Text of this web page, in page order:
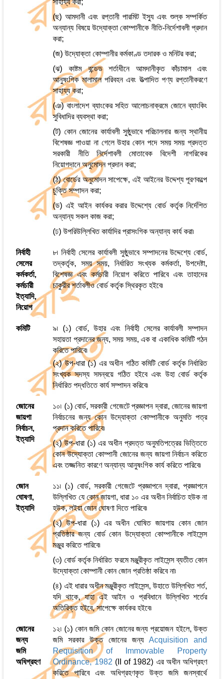
সাহায্য করা;
(ছ) আমদানী এবং রপ্তানী পারমিট ইস্যু এবং শুল্ক সম্পর্কিত
অন্যান্য বিষয়ে উদ্যোক্তা কোম্পানীকে নীতি-নির্দেশাবলী প্রদান
করা;
(জ) উদ্যোক্তা কোম্পানীর কর্মকাণ্ড তদারক ও মনিটর করা;
(ঝ) কাষ্টম বন্ডেড শর্তাধীনে আমদানীকৃত কাঁচামাল এবং
আনুষংগিক মালামাল পরিবহন এবং উত্পাদিত পণ্য রপ্তানীকরণে
সাহায্য করা;
(ঞ) বাংলাদেশ ব্যাংকের সহিত আলোচনাক্রমে জোনে ব্যাংকিং
সুবিধাদির ব্যবস্থা করা;
(ট) কোন জোনের কার্যাবলী সুষ্ঠুভাবে পরিচালনার জন্য স্থানীয়
বিশেষজ্ঞ পাওয়া না গেলে উহার কোন পদে সময় সময় প্রদত্ত
সরকারী নীতি নির্দেশাবলী মোতাবেক বিদেশী নাগরিকের
নিয়োগদানে অনুমোদন প্রদান করা;
(ঠ) বোর্ডের অনুমোদন সাপেক্ষে, এই আইনের উদ্দেশ্য পূরণকল্পে
চুক্তি সম্পাদন করা;
(ড) এই আইন কার্যকর করার উদ্দেশ্যে বোর্ড কর্তৃক নির্দেশিত
অন্যান্য সকল কাজ করা;
(ঢ) উপরিউল্লিখিত কার্যাদির প্রাসংগিক অন্যান্য কার্য করা৷
নির্বাহী
সেলের
কর্মকর্তা,
কর্মচারী
ইত্যাদি,
নিয়োগ
৮৷ নির্বাহী সেলের কার্যাবলী সুষ্ঠুভাবে সম্পাদনের উদ্দেশ্যে বোর্ড,
তদ্‌কর্তৃক, সময় সময়, নির্ধারিত সংখ্যক কর্মকর্তা, উপদেষ্টা,
বিশেষজ্ঞ এবং কর্মচারী নিয়োগ করিতে পারিবে এবং তাহাদের
চাকুরীর শর্তাবলীও বোর্ড কর্তৃক স্থিরকৃত হইবে৷
কমিটি
৯৷ (১) বোর্ড, উহার এবং নির্বাহী সেলের কার্যাবলী সম্পাদন
সহায়তা প্রদানের জন্য, সময় সময়, এক বা একাধিক কমিটি গঠন
করিতে পারিবে৷
(২) উপ-ধারা (১) এর অধীন গঠিত কমিটি বোর্ড কর্তৃক নির্ধারিত
সংখ্যক সদস্য সমন্বয়ে গঠিত হইবে এবং উহা বোর্ড কর্তৃক
নির্ধারিত পদ্ধতিতে কার্য সম্পাদন করিবে৷
জোনের
জায়গা
নির্বাচন,
ইত্যাদি
১০৷ (১) বোর্ড, সরকারী গেজেটে প্রজ্ঞাপন দ্বারা, জোনের জায়গা
নির্বাচনের জন্য কোন উদ্যোক্তা কোম্পানীকে অনুমতি পত্র
প্রদান করিতে পারিবে৷
(২) উপ-ধারা (১) এর অধীন প্রদত্ত অনুমতিপত্রের ভিত্তিতে
কোন উদ্যোক্তা কোম্পানী জোনের জন্য জায়গা নির্বাচন করিতে
এবং তজ্জনিত কারণে অন্যান্য আনুষংগিক কার্য করিতে পারিবে৷
জোন
ঘোষণা,
ইত্যাদি
১১৷ (১) বোর্ড, সরকারী গেজেটে প্রজ্ঞাপনে দ্বারা, প্রজ্ঞাপনে
উল্লিখিত যে কোন জায়গা, ধারা ১০ এর অধীন নির্বাচিত হউক না
হউক, লইয়া জোন ঘোষণা দিতে পারিবে৷
(২) উপ-ধারা (১) এর অধীন ঘোষিত জায়গায় কোন জোন
প্রতিষ্ঠার জন্য বোর্ড কোন উদ্যোক্তা কোম্পানীকে লাইসেন্স
মঞ্জুর করিতে পারিবে৷
(৩) বোর্ড কর্তৃক নির্ধারিত ফরমে মঞ্জুরীকৃত লাইসেন্স ব্যতীত কোন
উদ্যোক্তা কোম্পানী কোন জোন প্রতিষ্ঠা করিবে না৷
(৪) এই ধারার অধীন মঞ্জুরীকৃত লাইসেন্স, উহাতে উল্লিখিত শর্ত,
যদি থাকে, যাহা এই আইন ও প্রবিধানে উল্লিখিত শর্তের
অতিরিক্ত হইবে, সাপেক্ষে কার্যকর হইবে৷
জোনের
জন্য
জমি
অধিগ্রহণ
১২৷ (১) কোন জমি কোন জোনের জন্য প্রয়োজন হইলে, উক্ত
জমি সরকার উক্ত জোনের জন্যAcquisition and
Requisition of Immovable Property
Ordinance, 1982 (II of 1982) এর অধীন অধিগ্রহণ
করিতে পারিবে এবং অধিগ্রহণকৃত উক্ত জমি জনস্বার্থে